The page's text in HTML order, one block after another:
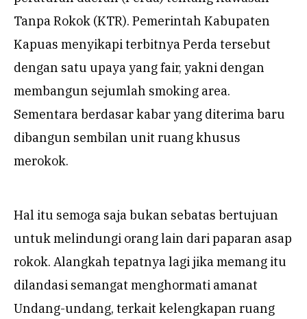
Tanpa Rokok (KTR). Pemerintah Kabupaten
Kapuas menyikapi terbitnya Perda tersebut
dengan satu upaya yang fair, yakni dengan
membangun sejumlah smoking area.
Sementara berdasar kabar yang diterima baru
dibangun sembilan unit ruang khusus
merokok.
Hal itu semoga saja bukan sebatas bertujuan
untuk melindungi orang lain dari paparan asap
rokok. Alangkah tepatnya lagi jika memang itu
dilandasi semangat menghormati amanat
Undang-undang, terkait kelengkapan ruang